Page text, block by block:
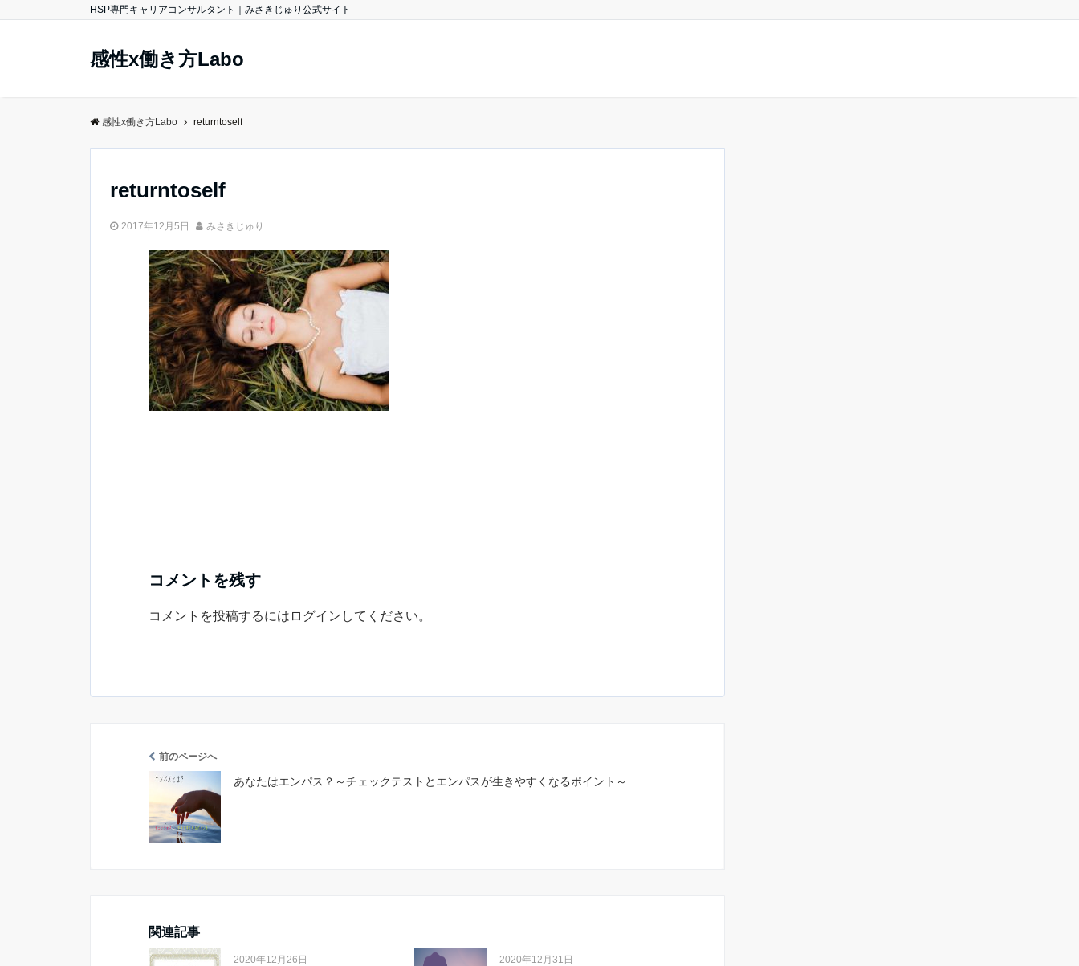
HSP専門キャリアコンサルタント｜みさきじゅり公式サイト
感性x働き方Labo
感性x働き方Labo returntoself
returntoself
2017年12月5日 みさきじゅり
コメントを残す
コメントを投稿するには ログイン してください。
前のページへ
あなたはエンパス？～チェックテストとエンパスが生きやすくなるポイント～
関連記事
2020年12月26日 2020年12月31日